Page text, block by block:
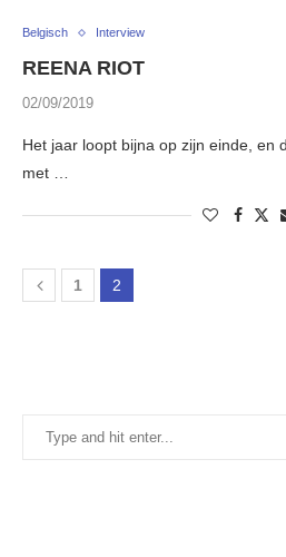
Belgisch Interview
REENA RIOT
02/09/2019
Het jaar loopt bijna op zijn einde, en
met …
1 2